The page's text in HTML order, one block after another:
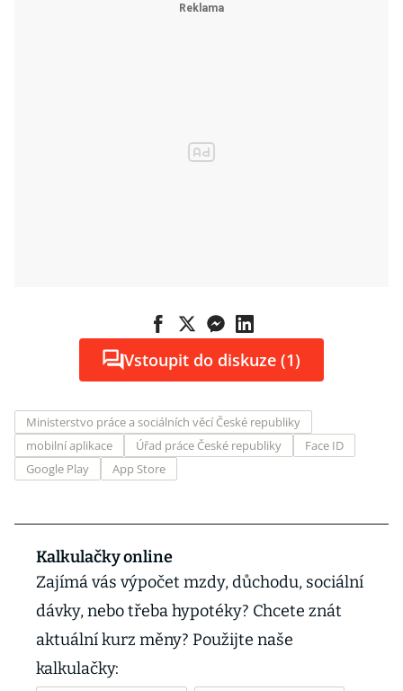
Vstoupit do diskuze (1)
Ministerstvo práce a sociálních věcí České republiky
mobilní aplikace
Úřad práce České republiky
Face ID
Google Play
App Store
Kalkulačky online
Zajímá vás výpočet mzdy, důchodu, sociální
dávky, nebo třeba hypotéky? Chcete znát
aktuální kurz měny? Použijte naše
kalkulačky: